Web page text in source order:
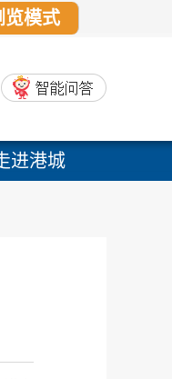
览模式
进港城